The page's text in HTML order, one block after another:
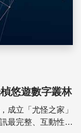
悠遊數字叢林
成立「尤怪之家」
最完整、互動性也